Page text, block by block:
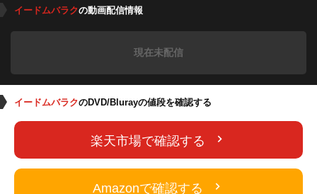
イードムバラクの動画配信情報
現在未配信
イードムバラクのDVD/Blurayの値段を確認する
楽天市場で確認する
Amazonで確認する